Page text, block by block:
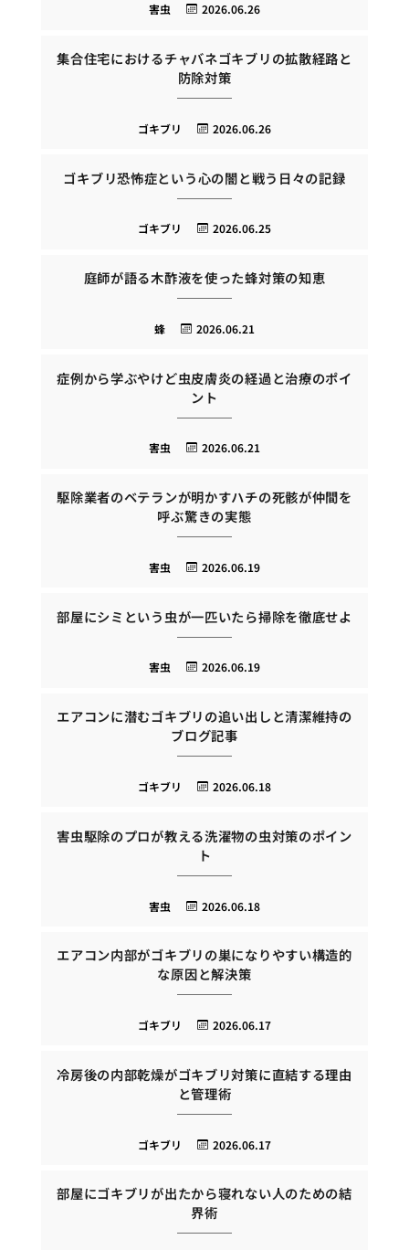
2026.06.26
害虫
集合住宅におけるチャバネゴキブリの拡散経路と
防除対策
2026.06.26
ゴキブリ
ゴキブリ恐怖症という心の闇と戦う日々の記録
2026.06.25
ゴキブリ
庭師が語る木酢液を使った蜂対策の知恵
2026.06.21
蜂
症例から学ぶやけど虫皮膚炎の経過と治療のポイ
ント
2026.06.21
害虫
駆除業者のベテランが明かすハチの死骸が仲間を
呼ぶ驚きの実態
2026.06.19
害虫
部屋にシミという虫が一匹いたら掃除を徹底せよ
2026.06.19
害虫
エアコンに潜むゴキブリの追い出しと清潔維持の
ブログ記事
2026.06.18
ゴキブリ
害虫駆除のプロが教える洗濯物の虫対策のポイン
ト
2026.06.18
害虫
エアコン内部がゴキブリの巣になりやすい構造的
な原因と解決策
2026.06.17
ゴキブリ
冷房後の内部乾燥がゴキブリ対策に直結する理由
と管理術
2026.06.17
ゴキブリ
部屋にゴキブリが出たから寝れない人のための結
界術